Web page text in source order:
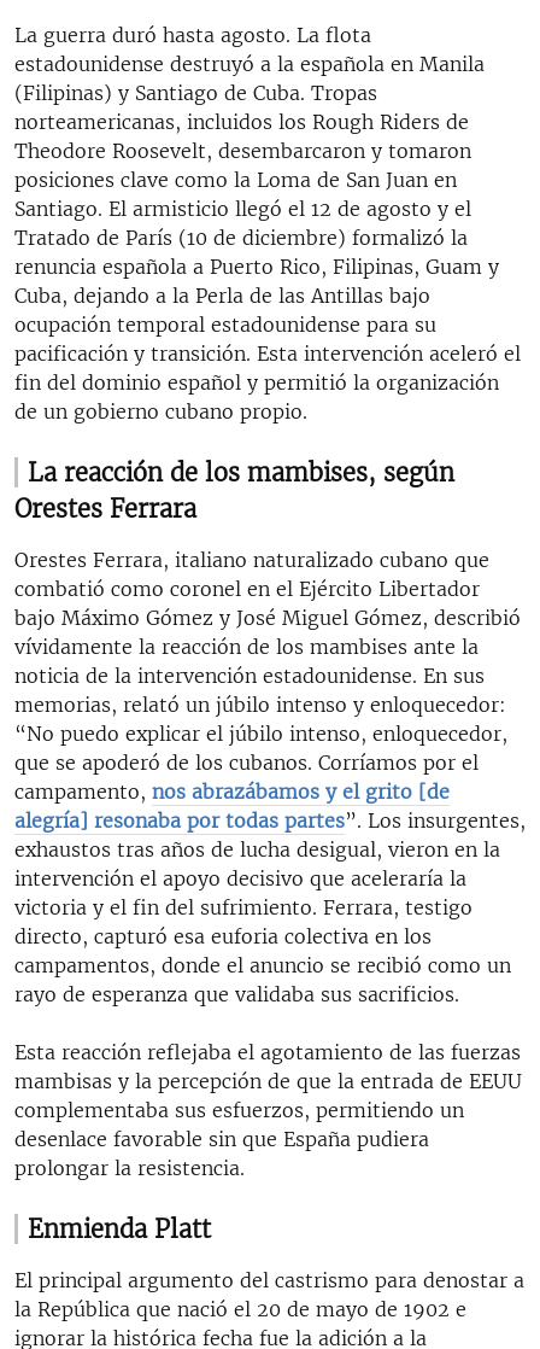
La guerra duró hasta agosto. La flota
estadounidense destruyó a la española en Manila
(Filipinas) y Santiago de Cuba. Tropas
norteamericanas, incluidos los Rough Riders de
Theodore Roosevelt, desembarcaron y tomaron
posiciones clave como la Loma de San Juan en
Santiago. El armisticio llegó el 12 de agosto y el
Tratado de París (10 de diciembre) formalizó la
renuncia española a Puerto Rico, Filipinas, Guam y
Cuba, dejando a la Perla de las Antillas bajo
ocupación temporal estadounidense para su
pacificación y transición. Esta intervención aceleró el
fin del dominio español y permitió la organización
de un gobierno cubano propio.
La reacción de los mambises, según
Orestes Ferrara
Orestes Ferrara, italiano naturalizado cubano que
combatió como coronel en el Ejército Libertador
bajo Máximo Gómez y José Miguel Gómez, describió
vívidamente la reacción de los mambises ante la
noticia de la intervención estadounidense. En sus
memorias, relató un júbilo intenso y enloquecedor:
“No puedo explicar el júbilo intenso, enloquecedor,
que se apoderó de los cubanos. Corríamos por el
campamento, nos abrazábamos y el grito [de
alegría] resonaba por todas partes”. Los insurgentes,
exhaustos tras años de lucha desigual, vieron en la
intervención el apoyo decisivo que aceleraría la
victoria y el fin del sufrimiento. Ferrara, testigo
directo, capturó esa euforia colectiva en los
campamentos, donde el anuncio se recibió como un
rayo de esperanza que validaba sus sacrificios.
Esta reacción reflejaba el agotamiento de las fuerzas
mambisas y la percepción de que la entrada de EEUU
complementaba sus esfuerzos, permitiendo un
desenlace favorable sin que España pudiera
prolongar la resistencia.
Enmienda Platt
El principal argumento del castrismo para denostar a
la República que nació el 20 de mayo de 1902 e
ignorar la histórica fecha fue la adición a la